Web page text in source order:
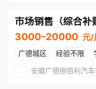
市场销售（综合补
3000-20000 元/
广德城区
经验不限
安徽广德捌佰利汽